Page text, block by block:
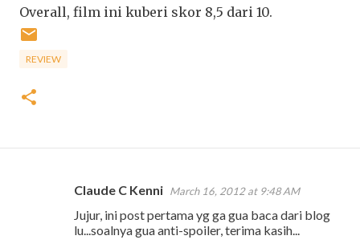
Overall, film ini kuberi skor 8,5 dari 10.
REVIEW
Claude C Kenni March 16, 2012 at 9:48 AM
Jujur, ini post pertama yg ga gua baca dari blog
lu...soalnya gua anti-spoiler, terima kasih...